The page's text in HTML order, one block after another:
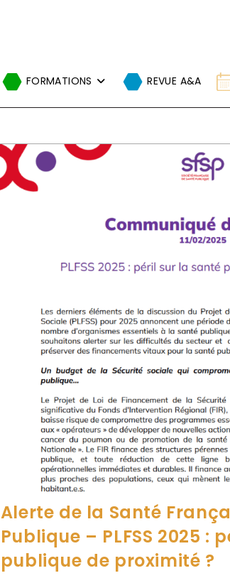
FORMATIONS REVUE A&A
Alerte de la Santé
Publique – PLFSS 2025 :
publique de proximité ?